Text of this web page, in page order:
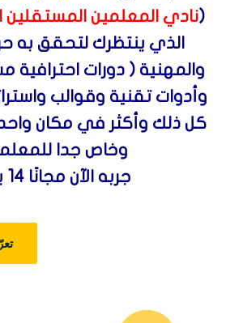
(نادي المعلمين المستقلين
الذي ينتظرك لتحقق به
والمهنية ( دورات احترافية
وأدوات تقنية وقوالب
كل ذلك وأكثر في مكان
وخاص جدا
جربه الآن مجانًا 14 يومًا